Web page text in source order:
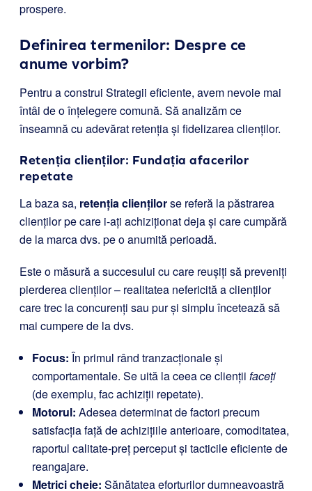
prospere.
Definirea termenilor: Despre ce
anume vorbim?
Pentru a construi Strategii eficiente, avem nevoie mai
întâi de o înțelegere comună. Să analizăm ce
înseamnă cu adevărat retenția și fidelizarea clienților.
Retenția clienților: Fundația afacerilor
repetate
La baza sa, retenția cliențilorse referă la păstrarea
clienților pe care i-ați achiziționat deja și care cumpără
de la marca dvs. pe o anumită perioadă.
Este o măsură a succesului cu care reușiți să preveniți
pierderea clienților – realitatea nefericită a clienților
care trec la concurenți sau pur și simplu încetează să
mai cumpere de la dvs.
Focus: În primul rând tranzacționale și
comportamentale. Se uită la ceea ce clienții faceți
(de exemplu, fac achiziții repetate).
Motorul: Adesea determinat de factori precum
satisfacția față de achizițiile anterioare, comoditatea,
raportul calitate-preț perceput și tacticile eficiente de
reangajare.
Metrici cheie: Sănătatea eforturilor dumneavoastră